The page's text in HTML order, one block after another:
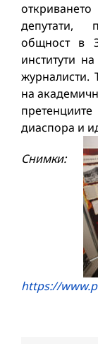
депутати,
общност в
институти
журналисти.
на
претенциите
диаспора и
Снимки:
https://